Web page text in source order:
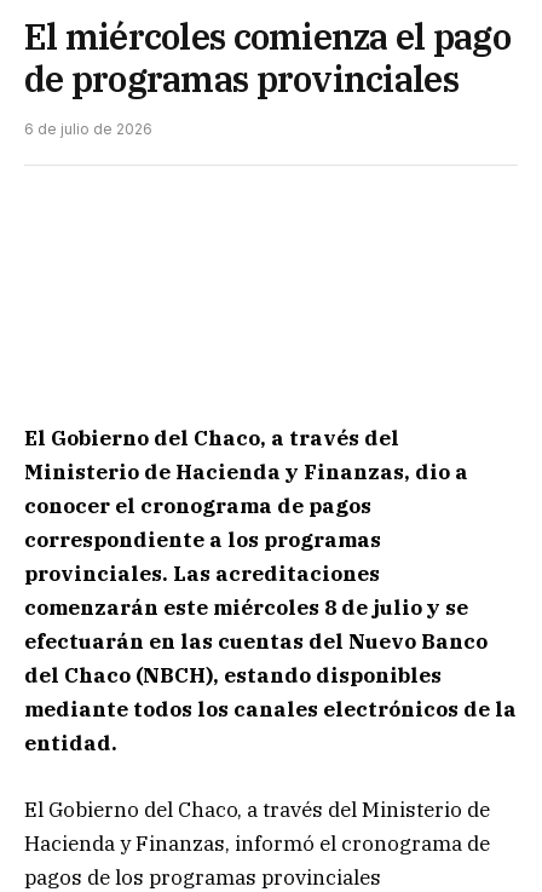
El miércoles comienza el pago
de programas provinciales
6 de julio de 2026
El Gobierno del Chaco, a través del
Ministerio de Hacienda y Finanzas, dio a
conocer el cronograma de pagos
correspondiente a los programas
provinciales. Las acreditaciones
comenzarán este miércoles 8 de julio y se
efectuarán en las cuentas del Nuevo Banco
del Chaco (NBCH), estando disponibles
mediante todos los canales electrónicos de la
entidad.
El Gobierno del Chaco, a través del Ministerio de
Hacienda y Finanzas, informó el cronograma de
pagos de los programas provinciales